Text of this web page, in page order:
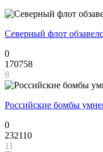
Северный флот
0
170758
8
Российские бомбы
0
232110
11